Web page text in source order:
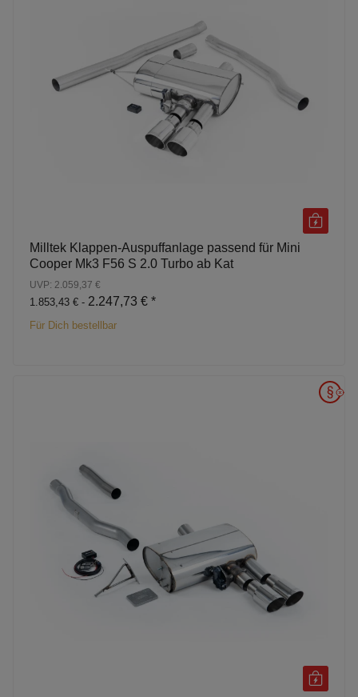
Milltek Klappen-Auspuffanlage passend für Mini
Cooper Mk3 F56 S 2.0 Turbo ab Kat
UVP: 2.059,37 €
1.853,43 € - 2.247,73 € *
Für Dich bestellbar